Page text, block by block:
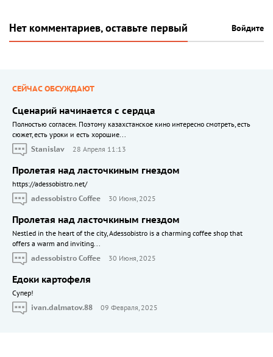
Нет комментариев, оставьте первый Войдите
СЕЙЧАС ОБСУЖДАЮТ
Сценарий начинается с сердца
Полностью согласен. Поэтому казахстанское кино интересно смотреть, есть
сюжет, есть уроки и есть хорошие...
Stanislav
28 Апреля 11:13
Пролетая над ласточкиным гнездом
https://adessobistro.net/
adessobistro Coffee
30 Июня, 2025
Пролетая над ласточкиным гнездом
Nestled in the heart of the city, Adessobistro is a charming coffee shop that
offers a warm and inviting...
adessobistro Coffee
30 Июня, 2025
Едоки картофеля
Cупер!
ivan.dalmatov.88
09 Февраля, 2025